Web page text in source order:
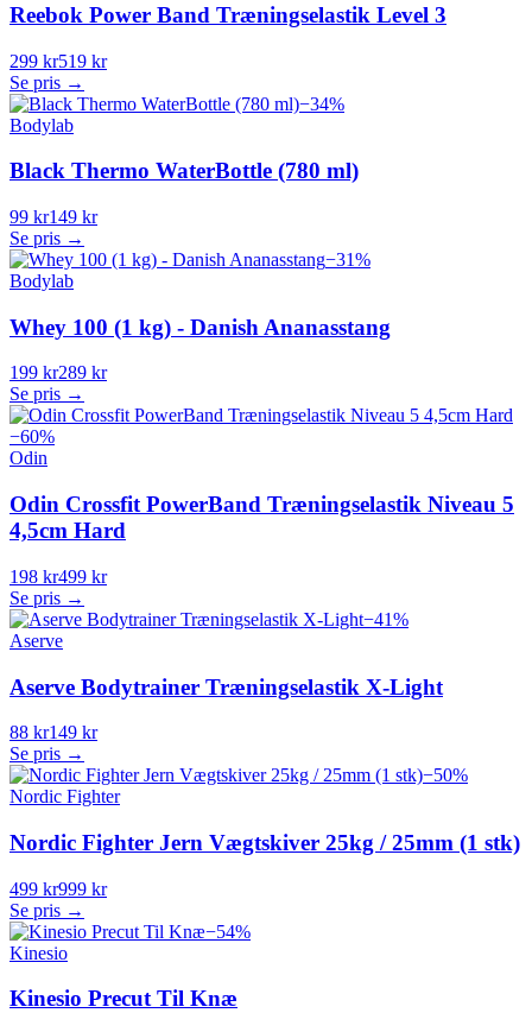
Reebok Power Band Træningselastik Level 3
299 kr519 kr
Se pris →
−34%
Bodylab
Black Thermo WaterBottle (780 ml)
99 kr149 kr
Se pris →
−31%
Bodylab
Whey 100 (1 kg) - Danish Ananasstang
199 kr289 kr
Se pris →
−60%
Odin
Odin Crossfit PowerBand Træningselastik Niveau 5
4,5cm Hard
198 kr499 kr
Se pris →
−41%
Aserve
Aserve Bodytrainer Træningselastik X-Light
88 kr149 kr
Se pris →
−50%
Nordic Fighter
Nordic Fighter Jern Vægtskiver 25kg / 25mm (1 stk)
499 kr999 kr
Se pris →
−54%
Kinesio
Kinesio Precut Til Knæ